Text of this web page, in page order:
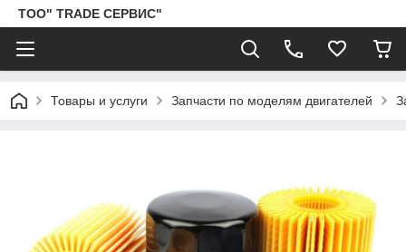
ТОО" TRADE СЕРВИС"
Товары и услуги Запчасти по моделям двигателей